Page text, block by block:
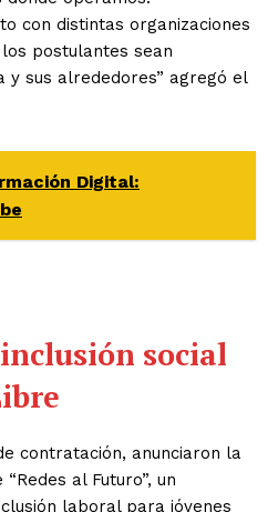
con distintas organizaciones
postulantes sean
y sus alrededores” agregó el
Digital:
social
contratación, anunciaron la
al Futuro”, un
laboral para jóvenes